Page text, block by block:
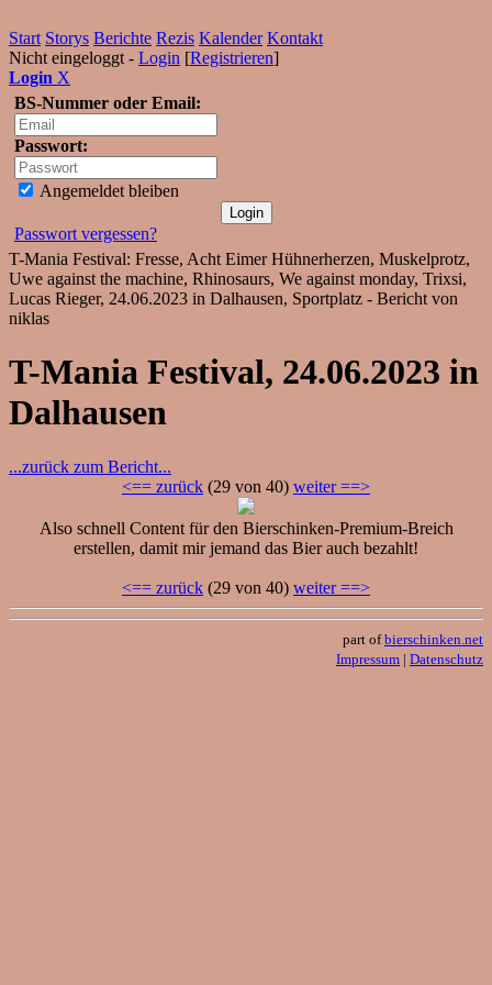
Start Storys Berichte Rezis Kalender Kontakt
Nicht eingeloggt - Login [Registrieren]
Login X
BS-Nummer oder Email:
Passwort:
Angemeldet bleiben
Passwort vergessen?
T-Mania Festival: Fresse, Acht Eimer Hühnerherzen, Muskelprotz,
Uwe against the machine, Rhinosaurs, We against monday, Trixsi,
Lucas Rieger, 24.06.2023 in Dalhausen, Sportplatz - Bericht von
niklas
T-Mania Festival, 24.06.2023 in
Dalhausen
...zurück zum Bericht...
<== zurück (29 von 40) weiter ==>
Also schnell Content für den Bierschinken-Premium-Breich
erstellen, damit mir jemand das Bier auch bezahlt!
<== zurück (29 von 40) weiter ==>
part ofbierschinken.net
Impressum | Datenschutz